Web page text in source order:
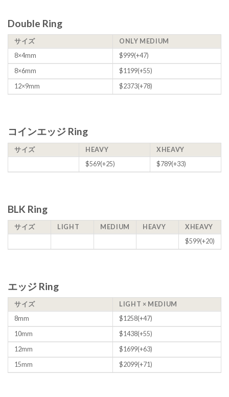
Double Ring
サイズ
ONLY MEDIUM
8×4mm
$999(+47)
8×6mm
$1199(+55)
12×9mm
$2373(+78)
コインエッジ Ring
サイズ HEAVY
XHEAVY
$569(+25)
$789(+33)
BLK Ring
サイズ LIGHT MEDIUM HEAVY
XHEAVY
$599(+20)
エッジ Ring
サイズ
LIGHT × MEDIUM
8mm
$1258(+47)
10mm
$1438(+55)
12mm
$1699(+63)
15mm
$2099(+71)